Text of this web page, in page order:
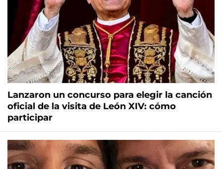
Lanzaron un concurso para elegir la canción
oficial de la visita de León XIV: cómo
participar